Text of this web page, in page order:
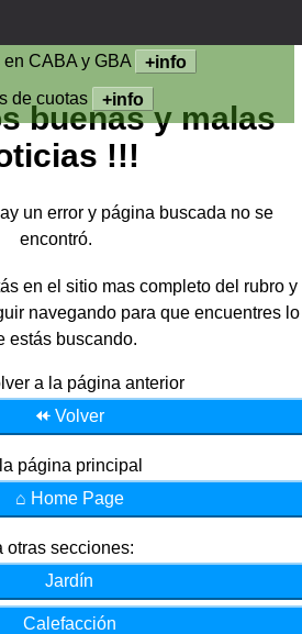
CABA y GBA
+info
de cuotas
+info
buenas y malas
!!!
un error y página buscada no se
encontró.
en el sitio mas completo del rubro y
navegando para que encuentres lo
estás buscando.
a la página anterior
⯬ Volver
la página principal
⌂ Home Page
otras secciones:
Jardín
Calefacción